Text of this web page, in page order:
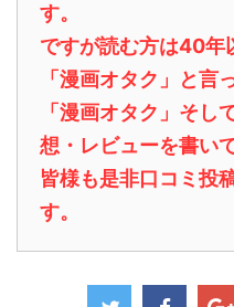
す。
ですが読む方は40年
「漫画オタク」と言
「漫画オタク」そし
想・レビューを書い
皆様も是非口コミ投
す。